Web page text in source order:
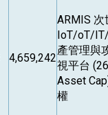
4,659,242
ARMIS 次
IoT/oT/
產管理與
視平台
Asset
權